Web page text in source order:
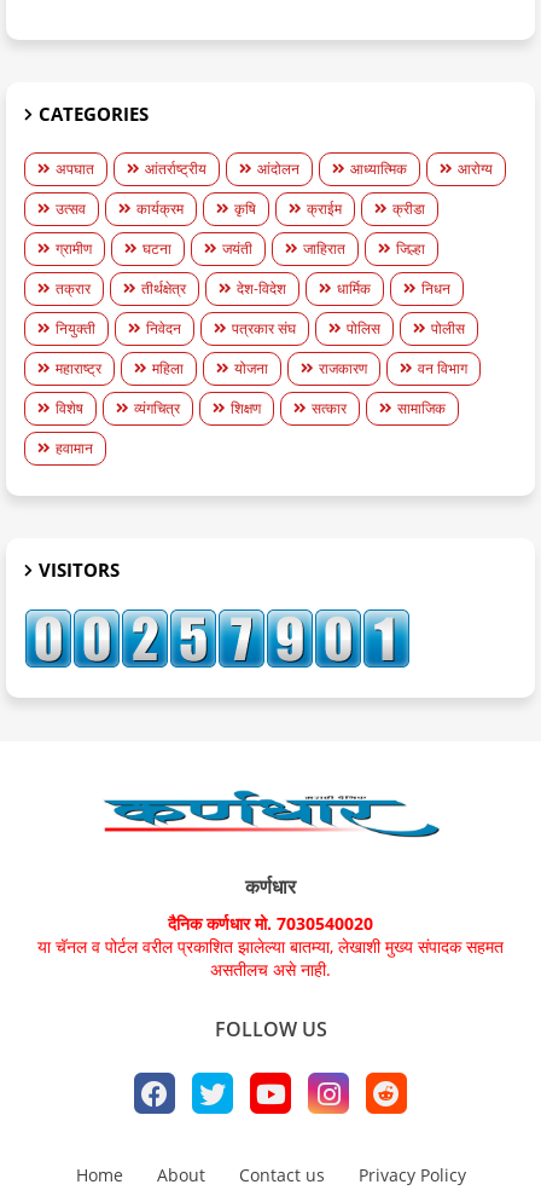
CATEGORIES
अपघात आंतर्राष्ट्रीय आंदोलन आध्यात्मिक
आरोग्य
उत्सव
कार्यक्रम कृषि क्राईम
क्रीडा
ग्रामीण
घटना जयंती जाहिरात
जिल्हा
तक्रार
तीर्थक्षेत्र देश-विदेश धार्मिक
निधन
नियुक्ती
निवेदन पत्रकार संघ पोलिस
पोलीस
महाराष्ट्र
महिला योजना राजकारण
वन विभाग
विशेष
व्यंगचित्र शिक्षण सत्कार
सामाजिक
हवामान
VISITORS
कर्णधार
दैनिक कर्णधार मो. 7030540020
या चॅनल व पोर्टल वरील प्रकाशित झालेल्या बातम्या, लेखाशी मुख्य संपादक सहमत
असतीलच असे नाही.
FOLLOW US
Home About Contact us Privacy Policy